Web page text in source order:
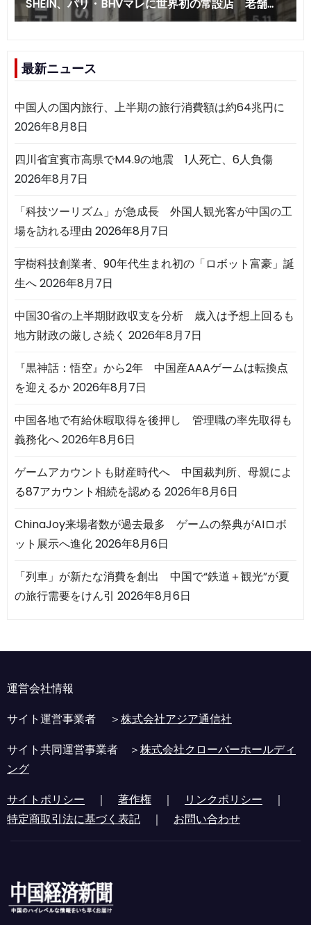
最新ニュース
中国人の国内旅行、上半期の旅行消費額は約64兆円に
2026年8月8日
四川省宜賓市高県でM4.9の地震 1人死亡、6人負傷
2026年8月7日
「科技ツーリズム」が急成長 外国人観光客が中国の工
場を訪れる理由 2026年8月7日
宇樹科技創業者、90年代生まれ初の「ロボット富豪」誕
生へ2026年8月7日
中国30省の上半期財政収支を分析 歳入は予想上回るも
地方財政の厳しさ続く 2026年8月7日
『黒神話：悟空』から2年 中国産AAAゲームは転換点
を迎えるか2026年8月7日
中国各地で有給休暇取得を後押し 管理職の率先取得も
義務化へ2026年8月6日
ゲームアカウントも財産時代へ 中国裁判所、母親によ
る87アカウント相続を認める 2026年8月6日
ChinaJoy来場者数が過去最多 ゲームの祭典がAIロボ
ット展示へ進化2026年8月6日
「列車」が新たな消費を創出 中国で“鉄道＋観光”が夏
の旅行需要をけん引 2026年8月6日
運営会社情報
サイト運営事業者 ＞株式会社アジア通信社
サイト共同運営事業者 ＞株式会社クローバーホールディ
ング
サイトポリシー ｜ 著作権 ｜ リンクポリシー ｜
特定商取引法に基づく表記 ｜ お問い合わせ